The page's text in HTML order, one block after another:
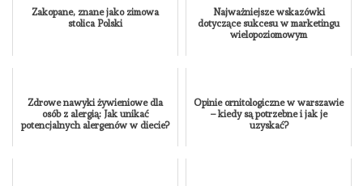
Zakopane, znane jako zimowa
stolica Polski
Najważniejsze wskazówki
dotyczące sukcesu w marketingu
wielopoziomowym
Zdrowe nawyki żywieniowe dla
osób z alergią: Jak unikać
potencjalnych alergenów w diecie?
Opinie ornitologiczne w warszawie
– kiedy są potrzebne i jak je
uzyskać?